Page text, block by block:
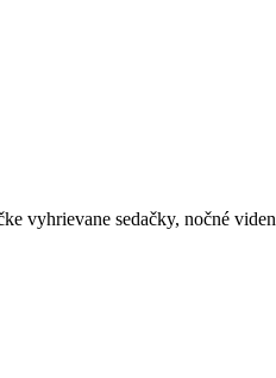
sedačky, nočné